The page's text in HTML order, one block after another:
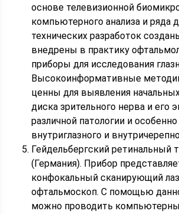
основе телевизионной
компьютерного анализа и ряда
технических разработок
внедрены в практику
приборы для исследования
Высокоинформативные
ценны для выявления
диска зрительного нерва и его
различной патологии и
внутриглазного и
Гейдельбергский ретинальный
(Германия). Прибор
конфокальный сканирующий
офтальмоскоп. С помощью
можно проводить